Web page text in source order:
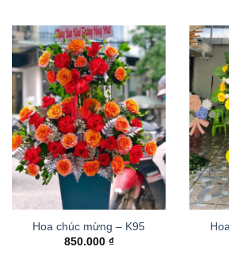
Hoa chúc mừng – K95
850.000 ₫